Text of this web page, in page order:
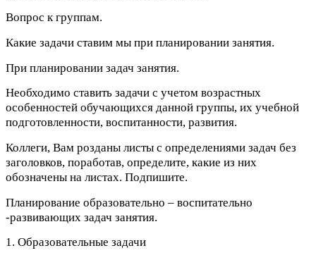
Вопрос к группам.
Какие задачи ставим мы при планировании занятия.
При планировании задач занятия.
Необходимо ставить задачи с учетом возрастных
особенностей обучающихся данной группы, их учебной
подготовленности, воспитанности, развития.
Коллеги, Вам розданы листы с определениями задач без
заголовков, поработав, определите, какие из них
обозначены на листах. Подпишите.
Планирование образовательно – воспитательно
-развивающих задач занятия.
1. Образовательные задачи